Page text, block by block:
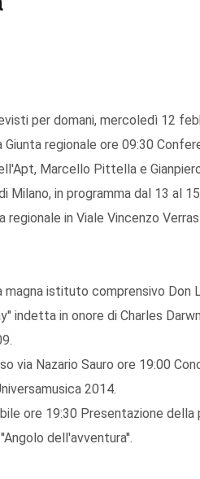
per domani, mercoledì 12
regionale ore 09:30
Marcello Pittella e
Milano, in programma dal 13 al
regionale in Viale Vincenzo
magna istituto comprensivo Don
indetta in onore di Charles
via Nazario Sauro ore 19:00
2014.
ore 19:30 Presentazione
dell'avventura''.